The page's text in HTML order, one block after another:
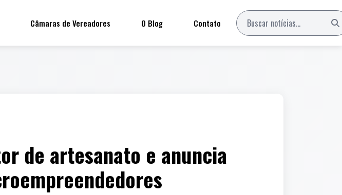
Câmaras de Vereadores O Blog Contato
de artesanato e anuncia